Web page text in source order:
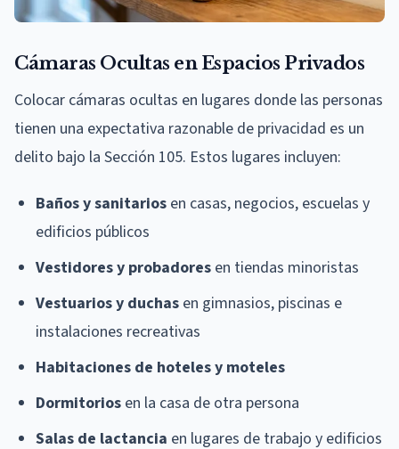
Cámaras Ocultas en Espacios Privados
Colocar cámaras ocultas en lugares donde las personas
tienen una expectativa razonable de privacidad es un
delito bajo la Sección 105. Estos lugares incluyen:
Baños y sanitarios en casas, negocios, escuelas y
edificios públicos
Vestidores y probadores en tiendas minoristas
Vestuarios y duchas en gimnasios, piscinas e
instalaciones recreativas
Habitaciones de hoteles y moteles
Dormitorios en la casa de otra persona
Salas de lactancia en lugares de trabajo y edificios